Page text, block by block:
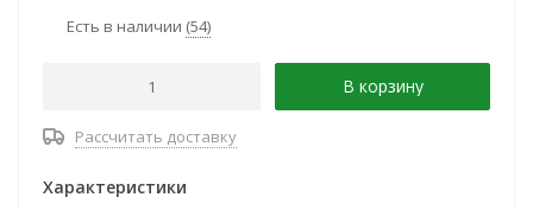
Есть в наличии (54)
В корзину
Рассчитать доставку
Характеристики